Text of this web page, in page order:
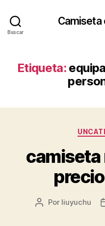
Buscar
Camiseta
Etiqueta:
camiseta
Autor
Por liuyuchu